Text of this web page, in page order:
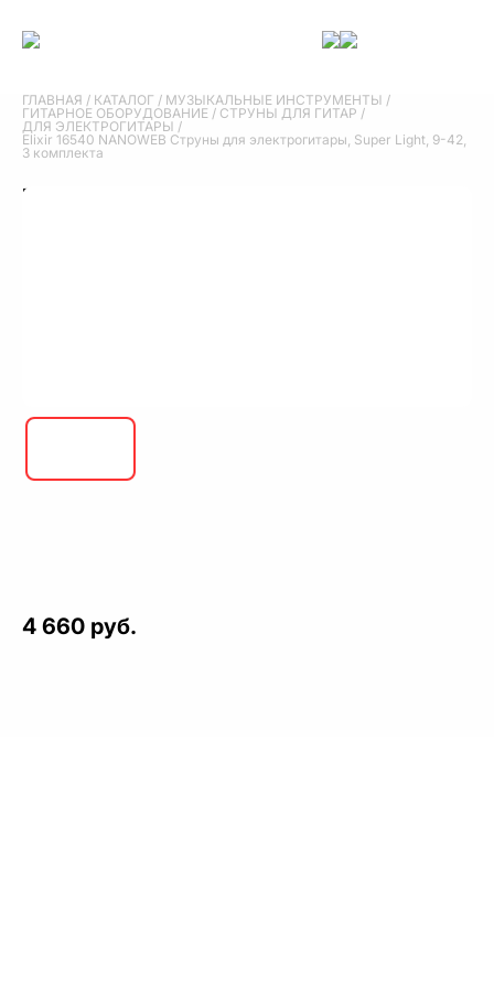
ГЛАВНАЯ / КАТАЛОГ / МУЗЫКАЛЬНЫЕ ИНСТРУМЕНТЫ /
ГИТАРНОЕ ОБОРУДОВАНИЕ / СТРУНЫ ДЛЯ ГИТАР /
ДЛЯ ЭЛЕКТРОГИТАРЫ /
Elixir 16540 NANOWEB Cтруны для электрогитары, Super Light, 9-42,
3 комплекта
Elixir 16540 NANOWEB Cтруны для
4 660 руб.